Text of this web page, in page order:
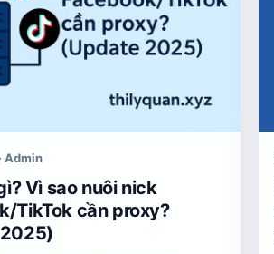
Admin
Vì sao nuôi nick
TikTok cần proxy?